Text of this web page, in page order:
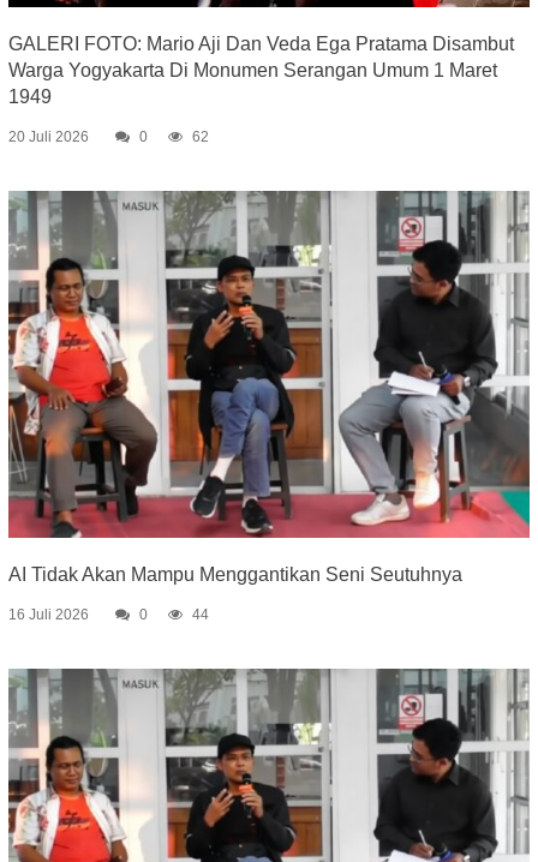
GALERI FOTO: Mario Aji Dan Veda Ega Pratama Disambut
Warga Yogyakarta Di Monumen Serangan Umum 1 Maret
1949
20 Juli 2026 0 62
AI Tidak Akan Mampu Menggantikan Seni Seutuhnya
16 Juli 2026 0 44